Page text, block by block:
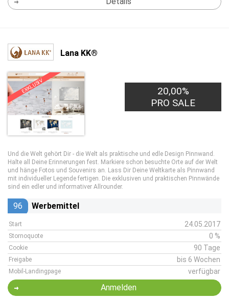
Lana KK®
EXKLUSIV
20,00%
PRO SALE
Und die Welt gehört Dir - die Welt als praktische und edle Design Pinnwand.
Halte all Deine Erinnerungen fest. Markiere schon besuchte Orte auf der Welt
und hänge Fotos und Souvenirs an. Lass Dir Deine Weltkarte als Pinnwand
mit individueller Legende fertigen. Die exklusiven und praktischen Pinnwände
sind ein edler und informativer Allrounder.
96 Werbemittel
Start 24.05.2017
Stornoquote 0 %
Cookie 90 Tage
Freigabe bis 6 Wochen
Mobil-Landingpage verfügbar
Anmelden